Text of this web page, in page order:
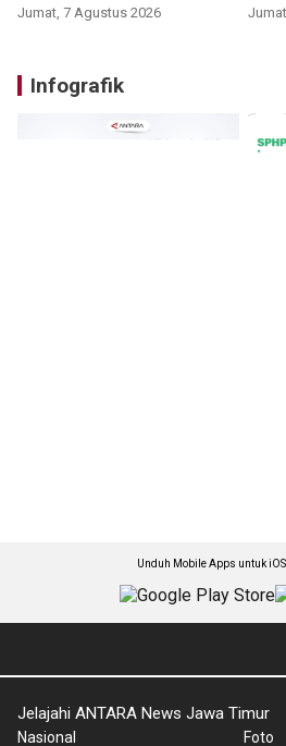
Jumat, 7 Agustus 2026
Infografik
Unduh Mobile Apps untuk
Jelajahi ANTARA News Jawa Timur
Nasional Foto